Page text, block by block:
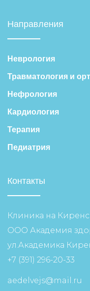
Направления
Неврология
Травматология и
Нефрология
Кардиология
Терапия
Педиатрия
Контакты
Клиника на
ООО Академия
ул.Академика
+7 (391) 296-20-33
aedelvejs@mail.ru